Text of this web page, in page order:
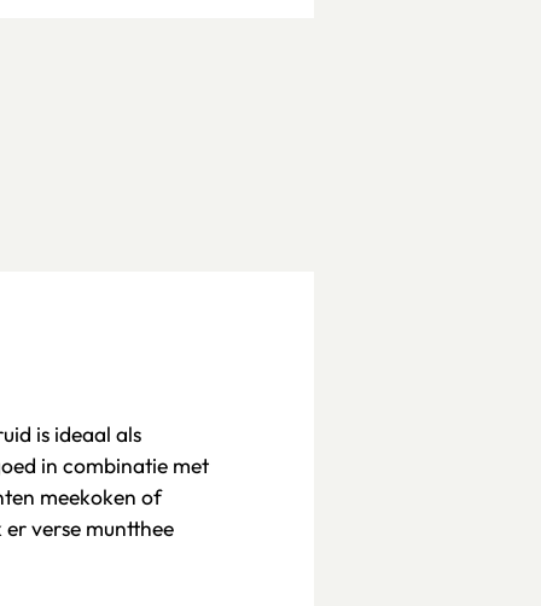
is ideaal als
in combinatie met
meekoken of
verse muntthee